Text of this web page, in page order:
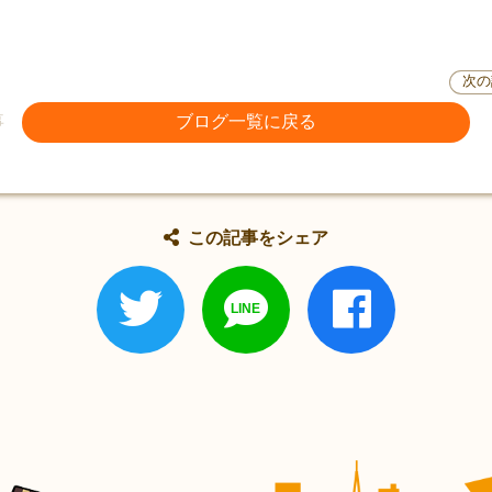
ブログ一覧に戻る
次
この記事をシェア